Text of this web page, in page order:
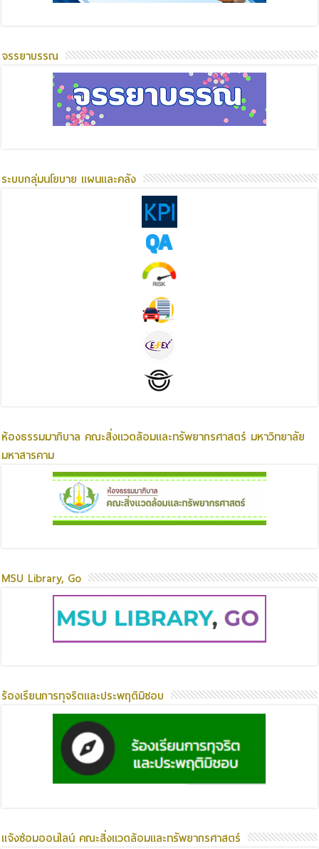
จรรยาบรรณ
ระบบกลุ่มนโยบาย แผนและคลัง
ห้องธรรมมาภิบาล คณะสิ่งแวดล้อมและทรัพยากรศาสตร์ มหาวิทยาลัย
มหาสารคาม
MSU Library, Go
ร้องเรียนการทุจริตและประพฤติมิชอบ
แจ้งซ่อมออนไลน์ คณะสิ่งแวดล้อมและทรัพยากรศาสตร์